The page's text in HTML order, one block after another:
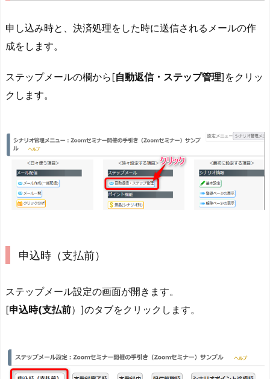
申し込み時と、決済処理をした時に送信されるメールの作
成をします。
ステップメールの欄から[自動返信・ステップ管理]をクリッ
クします。
申込時（支払前）
ステップメール設定の画面が開きます。
[申込時(支払前）]のタブをクリックします。